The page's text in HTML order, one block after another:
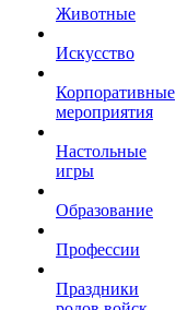
Животные
Искусство
Корпоративные
мероприятия
Настольные
игры
Образование
Профессии
Праздники